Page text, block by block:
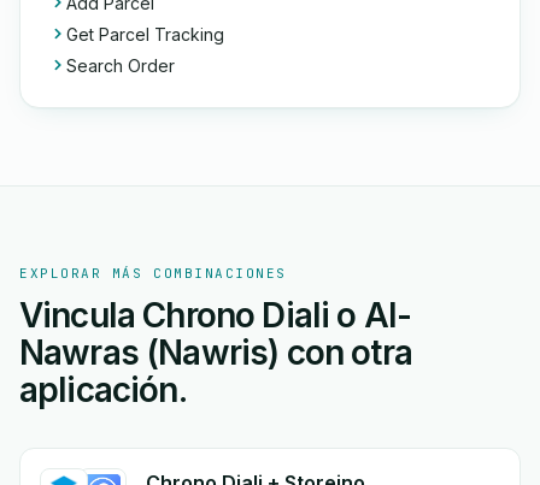
Get Parcel Tracking
Search Order
EXPLORAR MÁS COMBINACIONES
Vincula Chrono Diali o Al-
Nawras (Nawris) con otra
aplicación.